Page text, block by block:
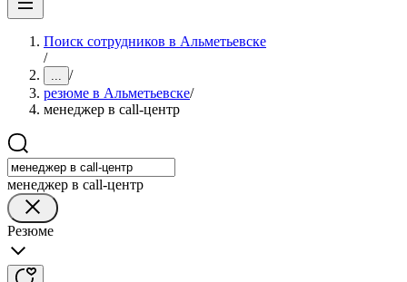
Поиск сотрудников в Альметьевске
/
... /
резюме в Альметьевске/
менеджер в call-центр
менеджер в call-центр
Резюме